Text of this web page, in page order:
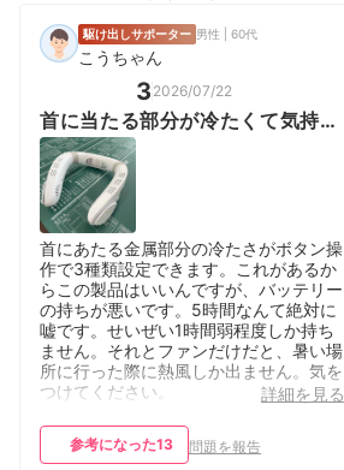
駆け出しサポーター 男性 | 60代
こうちゃん
3 2026/07/22
首に当たる部分が冷たくて気持ち
いいです
首にあたる金属部分の冷たさがボタン操
作で3種類設定できます。これがあるか
らこの製品はいいんですが、バッテリー
の持ちが悪いです。5時間なんて絶対に
嘘です。せいぜい1時間弱程度しか持ち
ません。それとファンだけだと、暑い場
所に行った際に熱風しか出ません。気を
つけてください。
詳細を見る
参考になった13 問題を報告